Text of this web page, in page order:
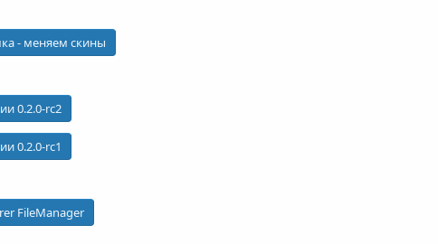
- меняем скины
0.2.0-rc2
0.2.0-rc1
FileManager